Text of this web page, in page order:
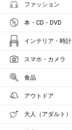
ファッション
本・CD・DVD
インテリア・時計
スマホ・カメラ
食品
アウトドア
大人（アダルト）